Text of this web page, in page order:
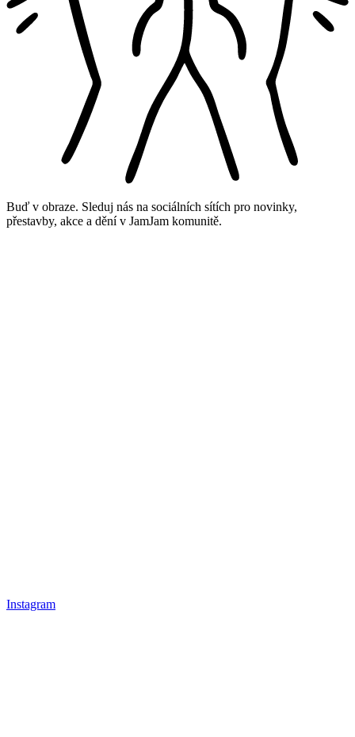
Buď v obraze. Sleduj nás na sociálních sítích pro novinky,
přestavby, akce a dění v JamJam komunitě.
Instagram